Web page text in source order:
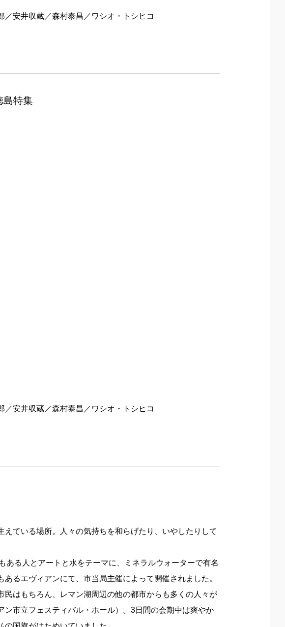
安井収蔵／森村泰昌／ワシオ・トシヒコ
島特集
安井収蔵／森村泰昌／ワシオ・トシヒコ
えている場所。人々の気持ちを和らげたり、いやしたりして
ある人とアートと水をテーマに、ミネラルウォーターで有名
るエヴィアンにて、市当局主催によって開催されました。
はもちろん、レマン湖周辺の他の都市からも多くの人々が
市立フェスティバル・ホール）。3日間の会期中は爽やか